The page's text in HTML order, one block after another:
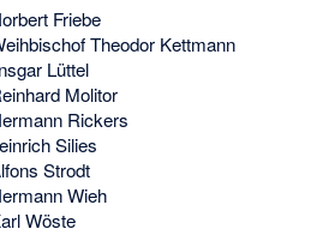
Friebe
Theodor Kettmann
Lüttel
Molitor
Rickers
Silies
Strodt
Wieh
Wöste